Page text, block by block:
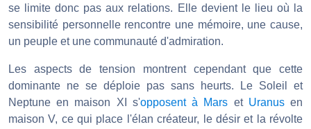
se limite donc pas aux relations. Elle devient le lieu où la
sensibilité personnelle rencontre une mémoire, une cause,
un peuple et une communauté d'admiration.
Les aspects de tension montrent cependant que cette
dominante ne se déploie pas sans heurts. Le Soleil et
Neptune en maison XI s'opposent à Mars et Uranusen
maison V, ce qui place l'élan créateur, le désir et la révolte